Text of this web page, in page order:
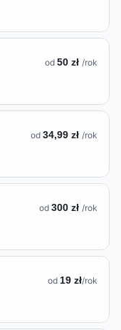
od 50 zł /rok
od 34,99 zł /rok
od 300 zł /rok
od 19 zł/rok